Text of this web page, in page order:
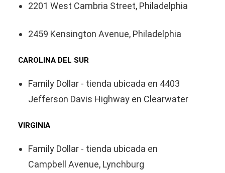
2201 West Cambria Street, Philadelphia
2459 Kensington Avenue, Philadelphia
CAROLINA DEL SUR
Family Dollar - tienda ubicada en 4403
Jefferson Davis Highway en Clearwater
VIRGINIA
Family Dollar - tienda ubicada en
Campbell Avenue, Lynchburg